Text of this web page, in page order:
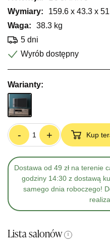
Wymiary:
159.6 x 43.3 x
Waga:
38.3 kg
5 dni
Wyrób dostępny
Warianty:
- + Kup
Dostawa od 49 zł na terenie
godziny 14:30 z dostawą
samego dnia roboczego!
Lista salonów i